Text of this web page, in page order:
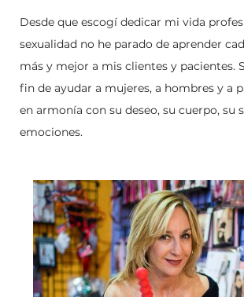
Desde que escogí dedicar mi vida
sexualidad no he parado de aprender
más y mejor a mis clientes y pacientes.
fin de ayudar a mujeres, a hombres y a
en armonía con su deseo, su cuerpo, su
emociones.